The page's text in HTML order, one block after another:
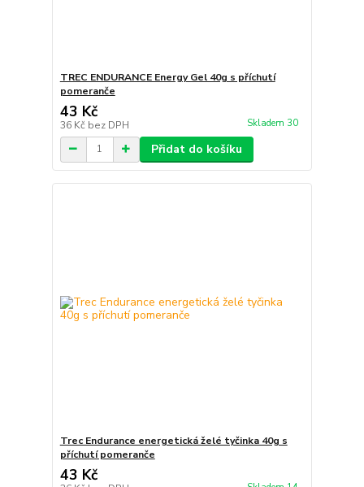
TREC ENDURANCE Energy Gel 40g s příchutí
pomeranče
43 Kč
36 Kč bez DPH Skladem 30
Přidat do košíku
Trec Endurance energetická želé tyčinka 40g s
příchutí pomeranče
43 Kč